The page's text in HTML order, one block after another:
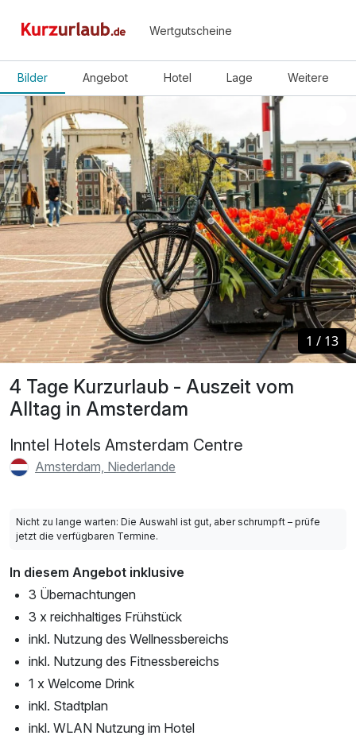
Wertgutscheine
Bilder Angebot Hotel Lage Weitere
4 Tage Kurzurlaub - Auszeit vom
Alltag in Amsterdam
Inntel Hotels Amsterdam Centre
Amsterdam, Niederlande
1 / 13
1 / 13
Nicht zu lange warten: Die Auswahl ist gut, aber schrumpft – prüfe
jetzt die verfügbaren Termine.
In diesem Angebot inklusive
3 Übernachtungen
3 x reichhaltiges Frühstück
inkl. Nutzung des Wellnessbereichs
inkl. Nutzung des Fitnessbereichs
1 x Welcome Drink
inkl. Stadtplan
inkl. WLAN Nutzung im Hotel